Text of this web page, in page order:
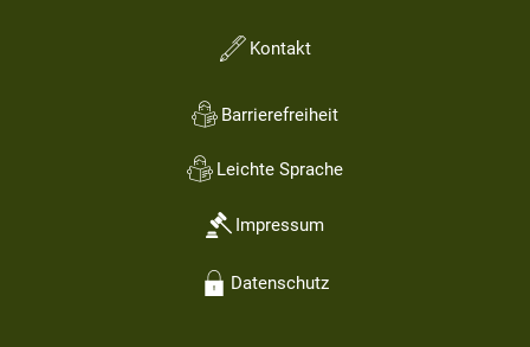
Kontakt
Barrierefreiheit
Leichte Sprache
Impressum
Datenschutz